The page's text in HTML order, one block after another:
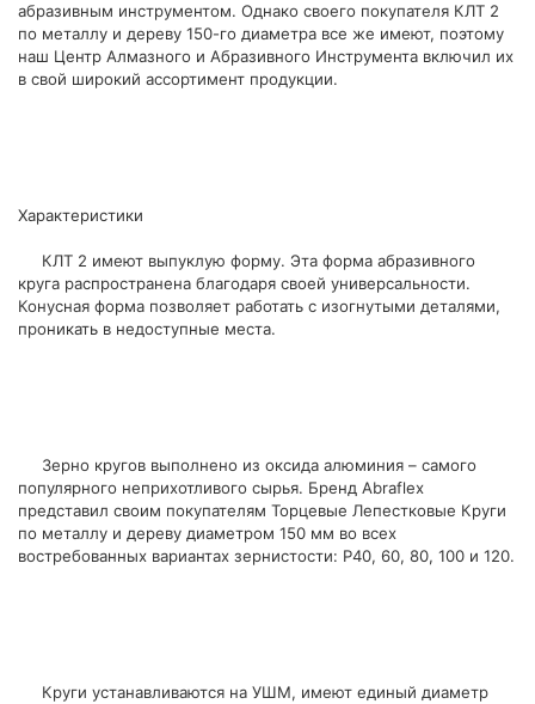
абразивным инструментом. Однако своего покупателя КЛТ 2
по металлу и дереву 150-го диаметра все же имеют, поэтому
наш Центр Алмазного и Абразивного Инструмента включил их
в свой широкий ассортимент продукции.
Характеристики
КЛТ 2 имеют выпуклую форму. Эта форма абразивного
круга распространена благодаря своей универсальности.
Конусная форма позволяет работать с изогнутыми деталями,
проникать в недоступные места.
Зерно кругов выполнено из оксида алюминия – самого
популярного неприхотливого сырья. Бренд Abraflex
представил своим покупателям Торцевые Лепестковые Круги
по металлу и дереву диаметром 150 мм во всех
востребованных вариантах зернистости: Р40, 60, 80, 100 и 120.
Круги устанавливаются на УШМ, имеют единый диаметр